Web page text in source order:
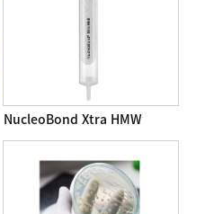
NucleoBond Xtra HMW